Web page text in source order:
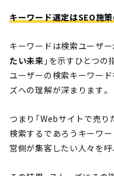
キーワード選定はSEO施
キーワードは検索ユーザー
たい未来 」を示すひとつ
ユーザーの検索キーワー
ズへの理解が深まります。
つまり「Webサイトで売
検索するであろうキーワ
営側が集客したい人々を呼